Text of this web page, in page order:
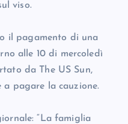
viso.
il pagamento di una
alle 10 di mercoledì
da The US Sun,
pagare la cauzione.
“La famiglia